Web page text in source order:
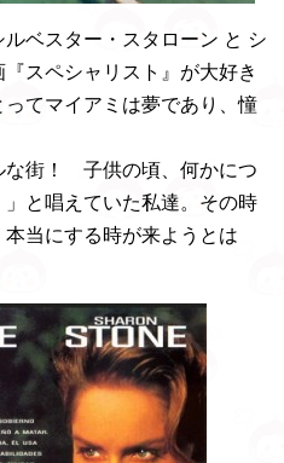
ベスター・スタローン と シ
スペシャリスト』が大好き
てマイアミは夢であり、憧
な街！ 子供の頃、何かにつ
と唱えていた私達。その時
当にする時が来ようとは